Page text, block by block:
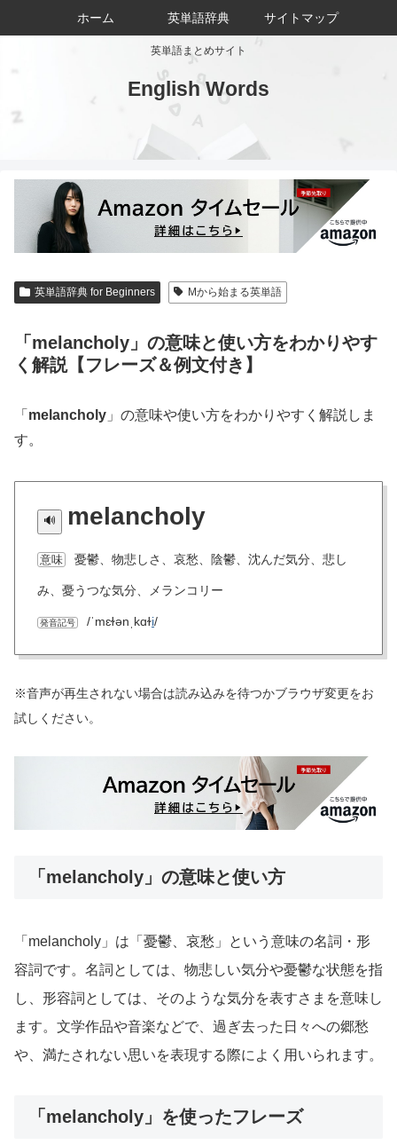
英単語まとめサイト
English Words
ホーム 英単語辞典 サイトマップ
英単語辞典 for Beginners Mから始まる英単語
「melancholy」の意味と使い方をわかりやす
く解説【フレーズ＆例文付き】
「 melancholy 」の意味や使い方をわかりやすく解説しま
す。
melancholy
意味 憂鬱、物悲しさ、哀愁、陰鬱、沈んだ気分、悲し
み、憂うつな気分、メランコリー
発音記号 /ˈmɛɫənˌkɑɫi/
※音声が再生されない場合は読み込みを待つかブラウザ変更をお
試しください。
「melancholy」の意味と使い方
「melancholy」は「憂鬱、哀愁」という意味の名詞・形
容詞です。名詞としては、物悲しい気分や憂鬱な状態を指
し、形容詞としては、そのような気分を表すさまを意味し
ます。文学作品や音楽などで、過ぎ去った日々への郷愁
や、満たされない思いを表現する際によく用いられます。
「melancholy」を使ったフレーズ